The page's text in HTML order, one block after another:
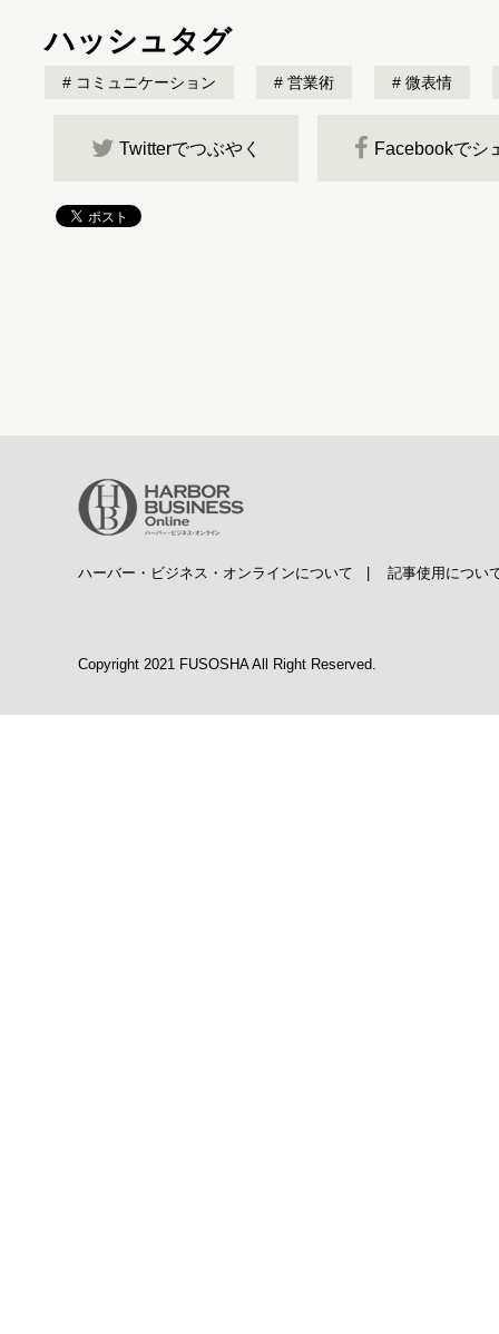
ハッシュタグ
コミュニケーション 営業術 微表情
Twitterでつぶやく Facebookでシ
ハーバー・ビジネス・オンラインについて 記事使用につい
Copyright 2021 FUSOSHA All Right Reserved.